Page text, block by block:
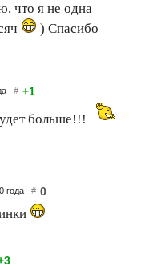
что я не одна
) Спасибо
# +1
больше!!!
года # 0